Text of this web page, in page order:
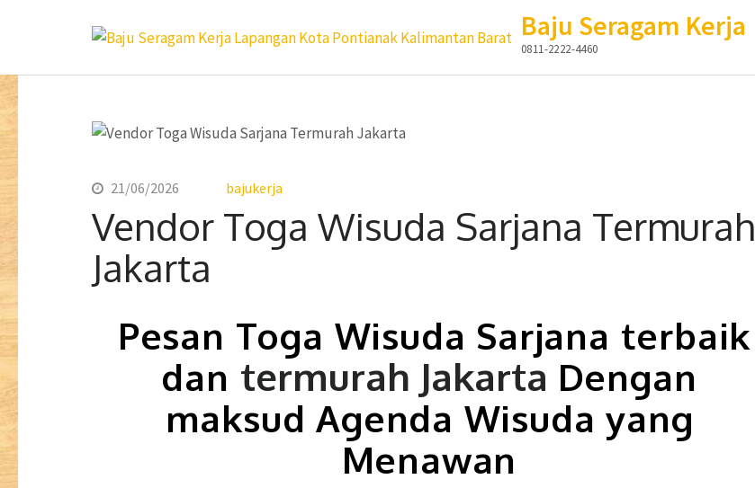
ke
Baju Seragam Kerja
0811-2222-4460
21/06/2026 bajukerja
Vendor Toga Wisuda Sarjana Termurah
Jakarta
Pesan Toga Wisuda Sarjana terbaik
dan termurah Jakarta Dengan
maksud Agenda Wisuda yang
Menawan